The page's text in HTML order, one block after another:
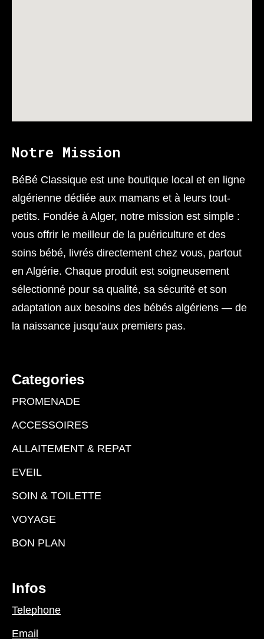
Notre Mission
BéBé Classique est une boutique local et en ligne
algérienne dédiée aux mamans et à leurs tout-
petits. Fondée à Alger, notre mission est simple :
vous offrir le meilleur de la puériculture et des
soins bébé, livrés directement chez vous, partout
en Algérie. Chaque produit est soigneusement
sélectionné pour sa qualité, sa sécurité et son
adaptation aux besoins des bébés algériens — de
la naissance jusqu’aux premiers pas.
Categories
PROMENADE
ACCESSOIRES
ALLAITEMENT & REPAT
EVEIL
SOIN & TOILETTE
VOYAGE
BON PLAN
Infos
Telephone
Email